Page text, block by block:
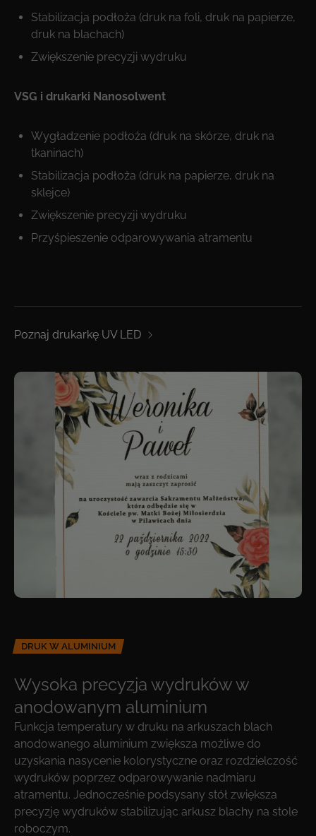
Stabilizacja podłoża (druk na foli, druk na papierze,
druk na blachach)
Zwiększenie precyzji wydruku
VSG i drukarki Nanosolwent
Wygładzenie podłoża (druk na skórze, druk na
tkaninach)
Stabilizacja podłoża (druk na papierze, druk na
sklejce)
Zwiększenie precyzji wydruku
Przyśpieszenie odparowywania atramentu
Poznaj drukarkę UV LED
DRUK W ALUMINIUM
Wysoka precyzja wydruków w
anodowanym aluminium
Funkcja temperatury w druku na arkuszach blach
anodowanego aluminium zwiększa możliwe do
uzyskania nasycenie kolorystyczne oraz rozdzielczość
wydruków poprzez odparowywanie nadmiaru
atramentu. Jednocześnie podsysany stół zwiększa
precyzję wydruków stabilizując arkusz blachy na stole
roboczym.